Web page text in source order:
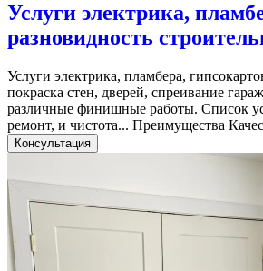
Услуги электрика,
разновидность
Услуги электрика, пламбера,
покраска стен, дверей, спреивание
различные финишные работы. Список
ремонт, и чистота... Преимущества
Консультация